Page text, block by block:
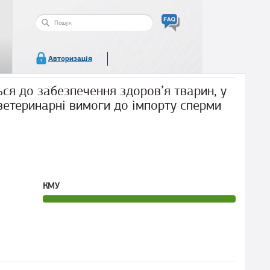
Пошукова
Авторизація
до забезпечення здоров’я тварин, у
вимоги до імпорту сперми
КМУ